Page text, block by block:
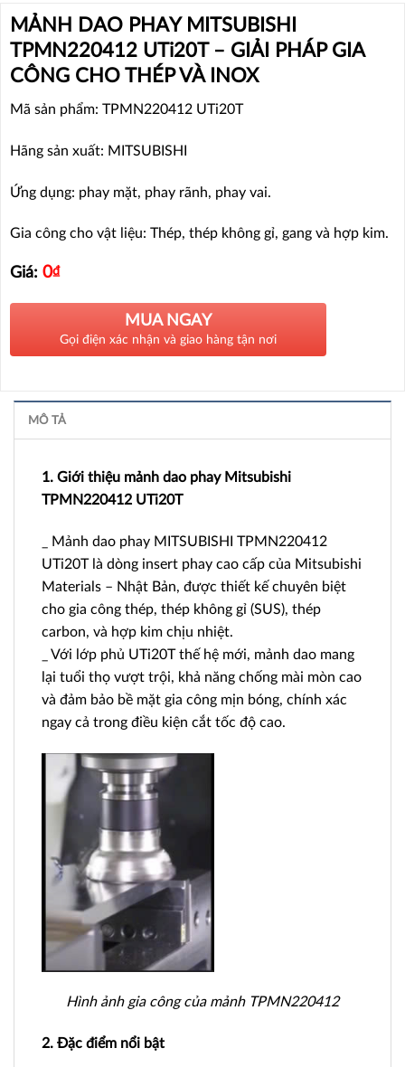
MẢNH DAO PHAY MITSUBISHI
TPMN220412 UTi20T – GIẢI PHÁP GIA
CÔNG CHO THÉP VÀ INOX
Mã sản phẩm: TPMN220412 UTi20T
Hãng sản xuất: MITSUBISHI
Ứng dụng: phay mặt, phay rãnh, phay vai.
Gia công cho vật liệu: Thép, thép không gỉ, gang và hợp kim.
Giá: 0₫
MUA NGAY
Gọi điện xác nhận và giao hàng tận nơi
MÔ TẢ
1. Giới thiệu mảnh dao phay Mitsubishi
TPMN220412 UTi20T
_ Mảnh dao phay MITSUBISHI TPMN220412
UTi20T là dòng insert phay cao cấp của Mitsubishi
Materials – Nhật Bản, được thiết kế chuyên biệt
cho gia công thép, thép không gỉ (SUS), thép
carbon, và hợp kim chịu nhiệt.
_ Với lớp phủ UTi20T thế hệ mới, mảnh dao mang
lại tuổi thọ vượt trội, khả năng chống mài mòn cao
và đảm bảo bề mặt gia công mịn bóng, chính xác
ngay cả trong điều kiện cắt tốc độ cao.
Hình ảnh gia công của mảnh TPMN220412
2. Đặc điểm nổi bật